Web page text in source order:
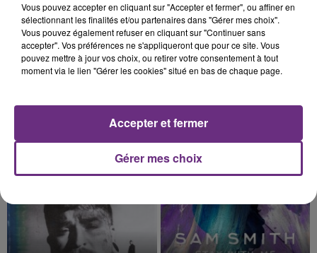
6 août 2026
L'INSPECTION DU TRAVAIL RAPPELLE À
Alors que les dates de début des vendange 2026
s'est avéré être plus précoce que prévu,
les conditions de...
TITRES DIFFUSÉS
Vous pouvez accepter en cliquant sur "Accepter et fermer", ou affiner en
sélectionnant les finalités et/ou partenaires dans "Gérer mes choix".
Vous pouvez également refuser en cliquant sur "Continuer sans
accepter". Vos préférences ne s'appliqueront que pour ce site. Vous
pouvez mettre à jour vos choix, ou retirer votre consentement à tout
moment via le lien "Gérer les cookies" situé en bas de chaque page.
Gérer mes choix
Accepter et fermer